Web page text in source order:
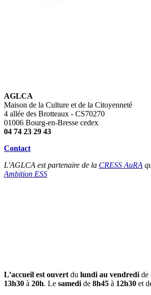
AGLCA
Maison de la Culture et de la Citoyenneté
4 allée des Brotteaux - CS70270
01006 Bourg-en-Bresse cedex
04 74 23 29 43
Contact
L'AGLCA est partenaire de la CRESS AuRA
Ambition ESS
L’accueil est ouvert du lundi au vendredi de
13h30 à 20h. Le samedi de 8h45 à 12h30 et